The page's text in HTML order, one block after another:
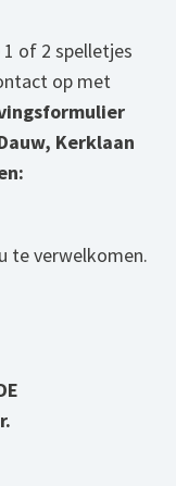
of 2 spelletjes
op met
Kerklaan
te verwelkomen.